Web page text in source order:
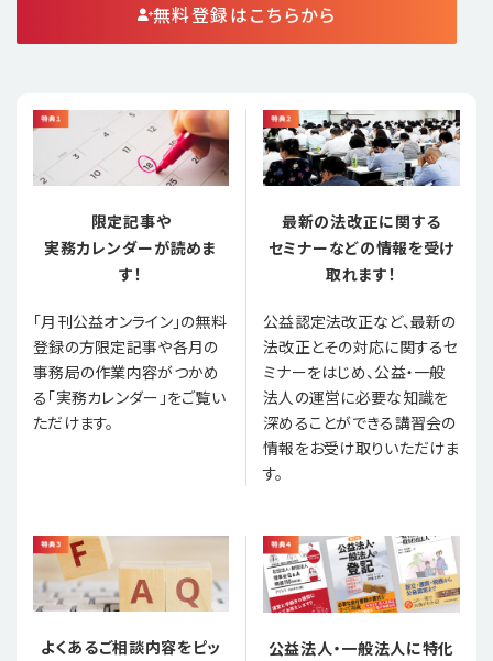
無料登録はこちらから
限定記事や
実務カレンダーが読めま
す！
「月刊公益オンライン」の無料
登録の方限定記事や各月の
事務局の作業内容がつかめ
る「実務カレンダー」をご覧い
ただけます。
最新の法改正に関する
セミナーなどの情報を受け
取れます！
公益認定法改正など、最新の
法改正とその対応に関するセ
ミナーをはじめ、公益・一般
法人の運営に必要な知識を
深めることができる講習会の
情報をお受け取りいただけま
す。
よくあるご相談内容をピッ
公益法人・一般法人に特化